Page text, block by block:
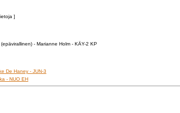
]
- Marianne Holm - KÄY-2 KP
De Haney - JUN-3
- NUO EH